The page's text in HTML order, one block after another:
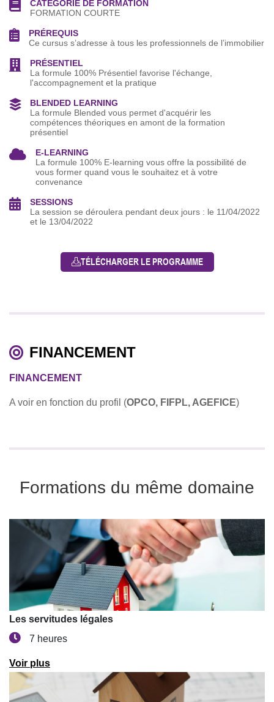
CATEGORIE DE FORMATION
FORMATION COURTE
PRÉREQUIS
Ce cursus s’adresse à tous les professionnels de l’immobilier
PRÉSENTIEL
La formule 100% Présentiel favorise l'échange,
l'accompagnement et la pratique
BLENDED LEARNING
La formule Blended vous permet d'acquérir les
compétences théoriques en amont de la formation
présentiel
E-LEARNING
La formule 100% E-learning vous offre la possibilité de
vous former quand vous le souhaitez et à votre
convenance
SESSIONS
La session se déroulera pendant deux jours : le 11/04/2022
et le 13/04/2022
TÉLÉCHARGER LE PROGRAMME
FINANCEMENT
FINANCEMENT
A voir en fonction du profil (OPCO, FIFPL, AGEFICE)
Formations du même domaine
Les servitudes légales
7 heures
Voir plus